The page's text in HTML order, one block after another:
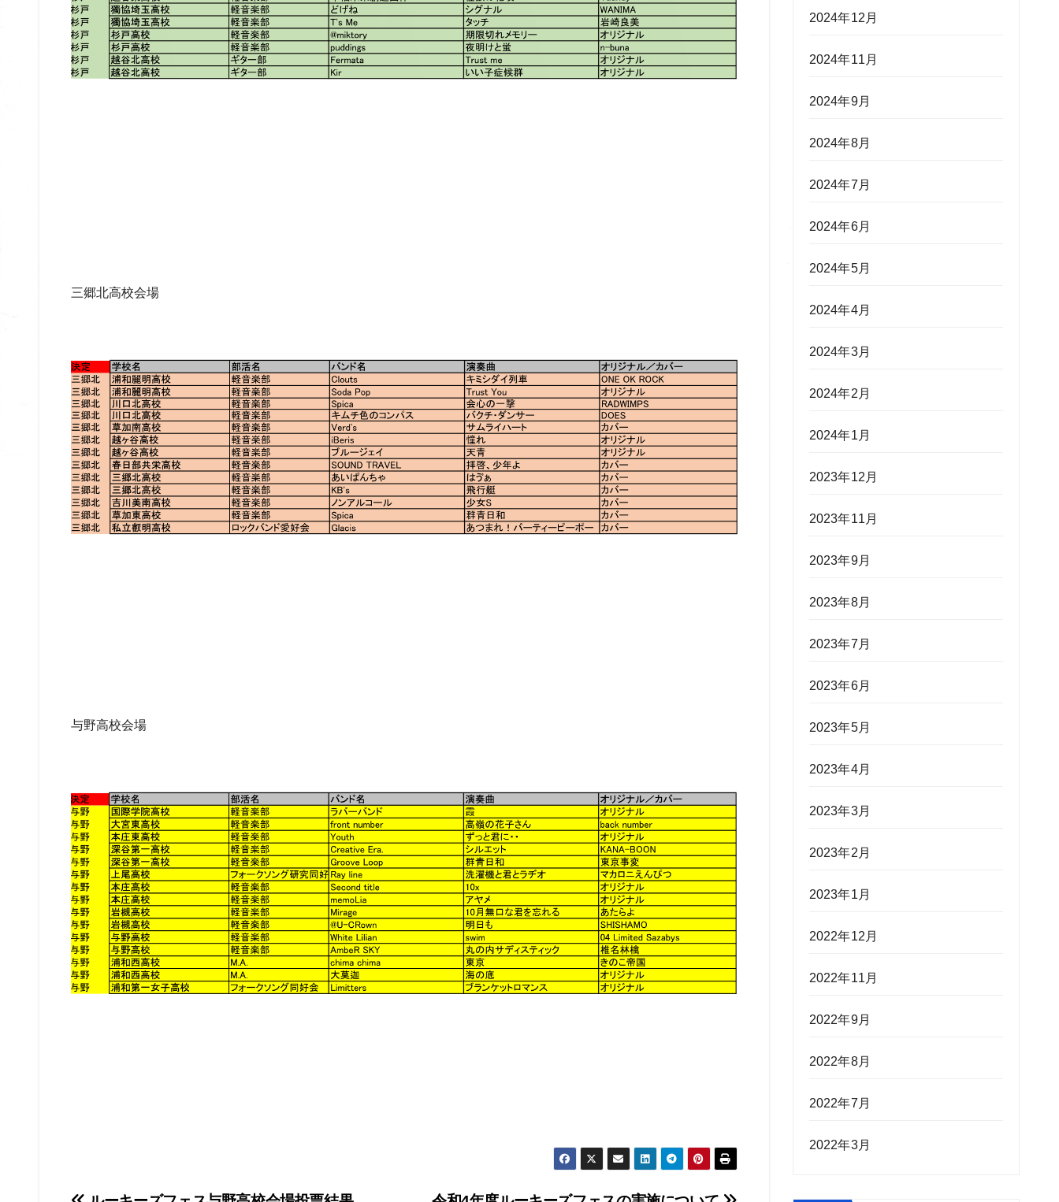
三郷北高校会場
与野高校会場
2024年12月
2024年11月
2024年9月
2024年8月
2024年7月
2024年6月
2024年5月
2024年4月
2024年3月
2024年2月
2024年1月
2023年12月
2023年11月
2023年9月
2023年8月
2023年7月
2023年6月
2023年5月
2023年4月
2023年3月
2023年2月
2023年1月
2022年12月
2022年11月
2022年9月
2022年8月
2022年7月
2022年3月